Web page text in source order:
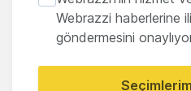
Webrazzi haberlerine
göndermesini